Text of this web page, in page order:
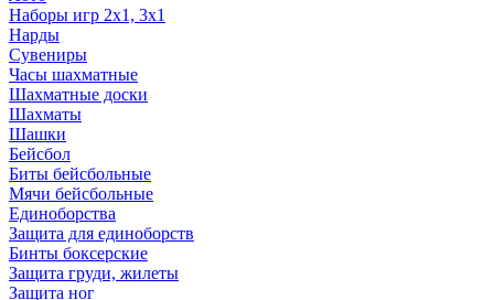
Наборы игр 2х1, 3х1
Нарды
Сувениры
Часы шахматные
Шахматные доски
Шахматы
Шашки
Бейсбол
Биты бейсбольные
Мячи бейсбольные
Единоборства
Защита для единоборств
Бинты боксерские
Защита груди, жилеты
Защита ног